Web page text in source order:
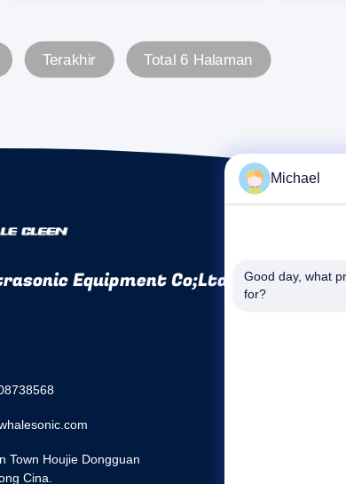
Terakhir Total 6 Halaman
Equipment Co;Ltd
Town Houjie Dongguan
Cina.
Michael
Good day, what
for?